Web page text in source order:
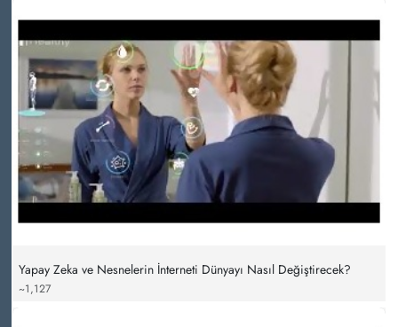
Yapay Zeka ve Nesnelerin İnterneti Dünyayı Nasıl Değiştirecek?
~1,127